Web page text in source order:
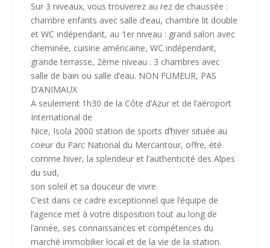
Sur 3 niveaux, vous trouverez au rez de chaussée :
chambre enfants avec salle d’eau, chambre lit double
et WC indépendant, au 1er niveau : grand salon avec
cheminée, cuisine américaine, WC indépendant,
grande terrasse, 2ème niveau : 3 chambres avec
salle de bain ou salle d’eau. NON FUMEUR, PAS
D’ANIMAUX
A seulement 1h30 de la Côte d’Azur et de l’aéroport
International de
Nice, Isola 2000 station de sports d’hiver située au
coeur du Parc National du Mercantour, offre, été
comme hiver, la splendeur et l’authenticité des Alpes
du sud,
son soleil et sa douceur de vivre.
C’est dans ce cadre exceptionnel que l’équipe de
l’agence met à votre disposition tout au long de
l’année, ses connaissances et compétences du
marché immobilier local et de la vie de la station.